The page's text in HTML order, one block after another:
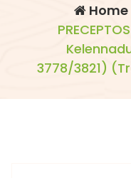
Home
3778/3821)